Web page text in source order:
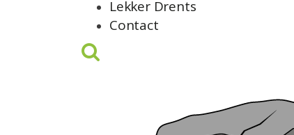
Lekker Drents
Contact